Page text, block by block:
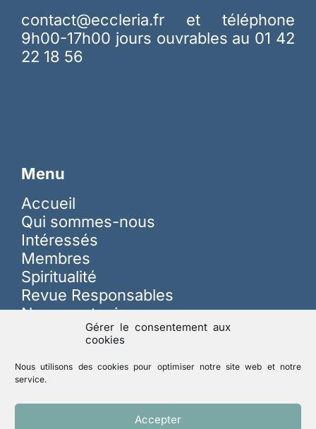
Gérer le consentement aux
cookies
Nous utilisons des cookies pour optimiser notre site web et notre
service.
Accepter
contact@eccleria.fr et téléphone
9h00-17h00 jours ouvrables au 01 42
22 18 56
Menu
Accueil
Qui sommes-nous
Intéressés
Membres
Spiritualité
Revue Responsables
Nous soutenir
Lutte contre les abus